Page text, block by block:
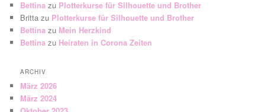
Bettina zu Plotterkurse für Silhouette und Brother
Britta zu Plotterkurse für Silhouette und Brother
Bettina zu Mein Herzkind
Bettina zu Heiraten in Corona Zeiten
ARCHIV
März 2026
März 2024